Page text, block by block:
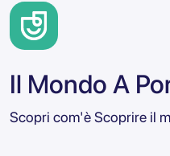
Il Mondo A
Scopri com'è Scoprire il